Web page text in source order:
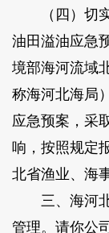
（四）切实
油田溢油应急
境部海河流域
称海河北海局
应急预案，采
响，按照规定
北省渔业、海
三、海河北
管理。请你公